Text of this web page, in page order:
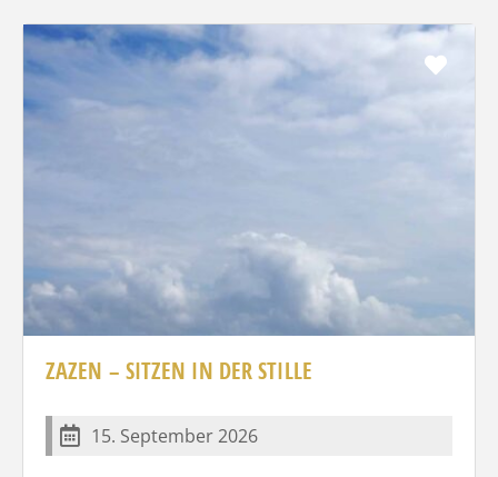
ZAZEN – SITZEN IN DER STILLE
15. September 2026